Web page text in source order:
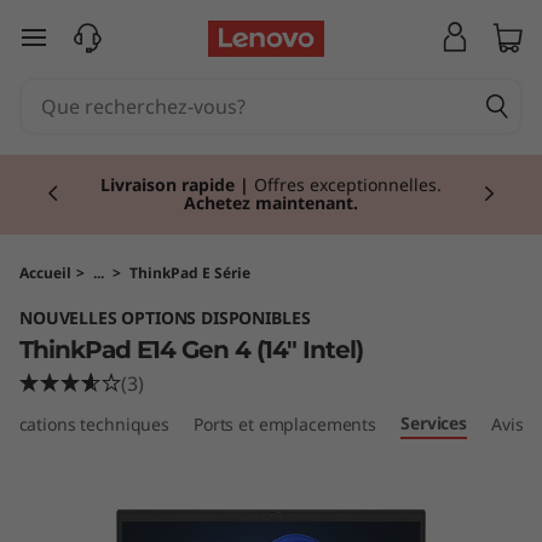
T
P
a
d
E
passer au contenu principal
Livraison rapide | Offres exceptionnelles.
Achetez maintenant.
Accueil > ... > ThinkPad E Série
NOUVELLES OPTIONS DISPONIBLES
ThinkPad E14 Gen 4 (14" Intel)
(3)
techniques Ports et emplacements Services Avis